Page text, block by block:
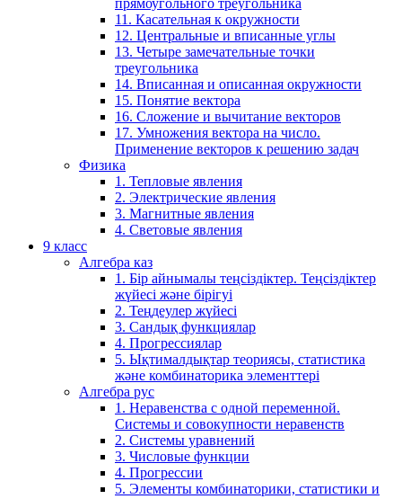
11. Касательная к окружности
12. Центральные и вписанные углы
13. Четыре замечательные точки
треугольника
14. Вписанная и описанная окружности
15. Понятие вектора
16. Сложение и вычитание векторов
17. Умножения вектора на число.
Применение векторов к решению задач
Физика
1. Тепловые явления
2. Электрические явления
3. Магнитные явления
4. Световые явления
9 класс
Алгебра каз
1. Бір айнымалы теңсіздіктер. Теңсіздіктер
жүйесі және бірігуі
2. Теңдеулер жүйесі
3. Сандық функциялар
4. Прогрессиялар
5. Ықтималдықтар теориясы, статистика
және комбинаторика элементтері
Алгебра рус
1. Неравенства с одной переменной.
Системы и совокупности неравенств
2. Системы уравнений
3. Числовые функции
4. Прогрессии
5. Элементы комбинаторики, статистики и